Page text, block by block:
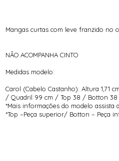
Mangas curtas com leve franzido no
NÃO ACOMPANHA CINTO
Medidas modelo:
Carol (Cabelo Castanho): Altura 1,71
/ Quadril 99 cm / Top 38 / Botton 38
*Mais informações do modelo assista
*Top –Peça superior/ Botton – Peça